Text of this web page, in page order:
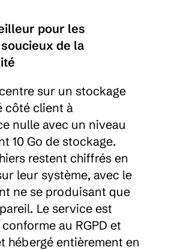
pour les
de la
sur un stockage
côté client à
nulle avec un niveau
10 Go de stockage.
restent chiffrés en
leur système, avec le
ne se produisant que
Le service est
au RGPD et
hébergé entièrement en